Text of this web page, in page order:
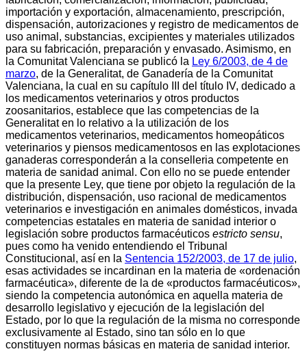
importación y exportación, almacenamiento, prescripción,
dispensación, autorizaciones y registro de medicamentos de
uso animal, substancias, excipientes y materiales utilizados
para su fabricación, preparación y envasado. Asimismo, en
la Comunitat Valenciana se publicó la Ley 6/2003, de 4 de
marzo, de la Generalitat, de Ganadería de la Comunitat
Valenciana, la cual en su capítulo III del título IV, dedicado a
los medicamentos veterinarios y otros productos
zoosanitarios, establece que las competencias de la
Generalitat en lo relativo a la utilización de los
medicamentos veterinarios, medicamentos homeopáticos
veterinarios y piensos medicamentosos en las explotaciones
ganaderas corresponderán a la conselleria competente en
materia de sanidad animal. Con ello no se puede entender
que la presente Ley, que tiene por objeto la regulación de la
distribución, dispensación, uso racional de medicamentos
veterinarios e investigación en animales domésticos, invada
competencias estatales en materia de sanidad interior o
legislación sobre productos farmacéuticos estricto sensu,
pues como ha venido entendiendo el Tribunal
Constitucional, así en la Sentencia 152/2003, de 17 de julio,
esas actividades se incardinan en la materia de «ordenación
farmacéutica», diferente de la de «productos farmacéuticos»,
siendo la competencia autonómica en aquella materia de
desarrollo legislativo y ejecución de la legislación del
Estado, por lo que la regulación de la misma no corresponde
exclusivamente al Estado, sino tan sólo en lo que
constituyen normas básicas en materia de sanidad interior.